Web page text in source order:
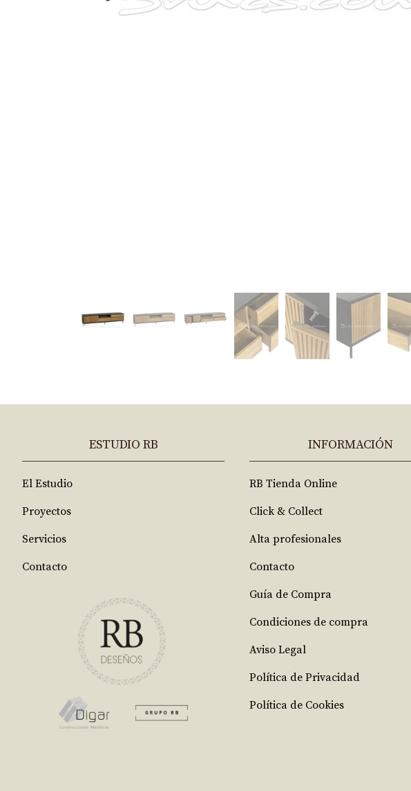
ESTUDIO RB
El Estudio
Proyectos
Servicios
Contacto
INFORMACIÓN
RB Tienda Online
Click & Collect
Alta profesionales
Contacto
Guía de Compra
Condiciones de compra
Aviso Legal
Política de Privacidad
Política de Cookies